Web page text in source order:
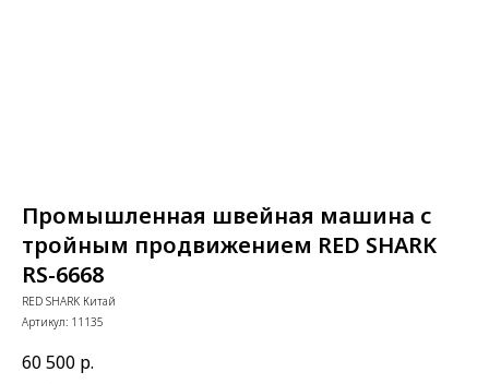
Промышленная швейная машина с
тройным продвижением RED SHARK
RS-6668
RED SHARK Китай
Артикул: 11135
60 500 р.